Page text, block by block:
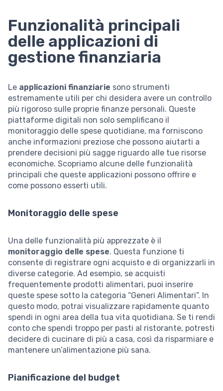
Funzionalità principali
delle applicazioni di
gestione finanziaria
Le applicazioni finanziarie sono strumenti
estremamente utili per chi desidera avere un controllo
più rigoroso sulle proprie finanze personali. Queste
piattaforme digitali non solo semplificano il
monitoraggio delle spese quotidiane, ma forniscono
anche informazioni preziose che possono aiutarti a
prendere decisioni più sagge riguardo alle tue risorse
economiche. Scopriamo alcune delle funzionalità
principali che queste applicazioni possono offrire e
come possono esserti utili.
Monitoraggio delle spese
Una delle funzionalità più apprezzate è il
monitoraggio delle spese. Questa funzione ti
consente di registrare ogni acquisto e di organizzarli in
diverse categorie. Ad esempio, se acquisti
frequentemente prodotti alimentari, puoi inserire
queste spese sotto la categoria “Generi Alimentari”. In
questo modo, potrai visualizzare rapidamente quanto
spendi in ogni area della tua vita quotidiana. Se ti rendi
conto che spendi troppo per pasti al ristorante, potresti
decidere di cucinare di più a casa, così da risparmiare e
mantenere un’alimentazione più sana.
Pianificazione del budget